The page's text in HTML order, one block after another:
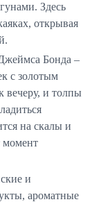
Здесь
открывая
Бонда –
с золотым
вечеру, и толпы
на скалы и
момент
и
ароматные